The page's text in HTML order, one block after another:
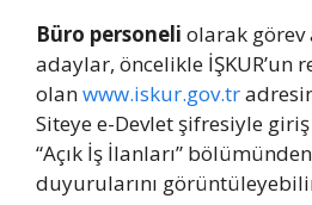
Büro personeli olarak görev
adaylar, öncelikle İŞKUR’un
olanwww.iskur.gov.tr
Siteye e-Devlet şifresiyle
“Açık İş İlanları”
duyurularını